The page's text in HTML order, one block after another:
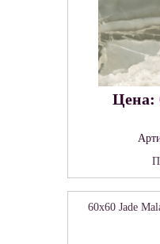
Цена:
60x60 Jade